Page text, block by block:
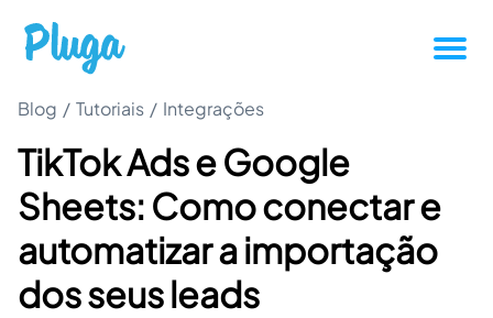
Tutoriais
Produtividade
Novidades da Pluga
Casos de sucesso
Blog / Tutoriais / Integrações
TikTok Ads e Google
Sheets: Como conectar e
automatizar a importação
dos seus leads